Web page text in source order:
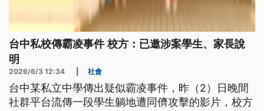
台中私校傳霸凌事件 校方：已邀涉案學生、家長說
明
2026/6/3 12:34 社會
台中某私立中學傳出疑似霸凌事件，昨（2）日晚間
社群平台流傳一段學生躺地遭同儕攻擊的影片，校方